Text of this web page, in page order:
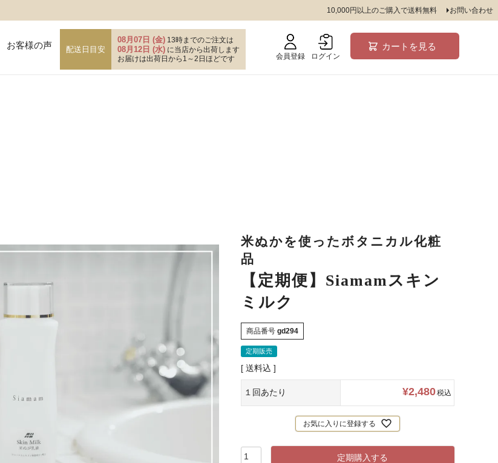
10,000円以上のご購入で送料無料 お問い合わせ
お客様の声 配送日目安
08月07日 (金) 13時までのご注文は
08月12日 (水) に当店から出荷します
お届けは出荷日から1～2日ほどです
会員登録 ログイン
カートを見る
米ぬかを使ったボタニカル化粧
品
【定期便】Siamamスキン
ミルク
商品番号 gd294
定期販売
送料込
１回あたり ¥2,480税込
お気に入りに登録する
定期購入する